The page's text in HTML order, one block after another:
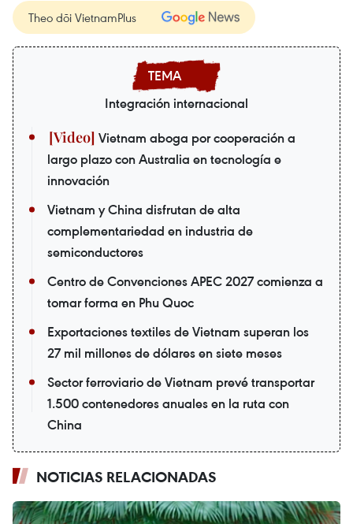
Theo dõi VietnamPlus
Integración internacional
Vietnam aboga por cooperación a
largo plazo con Australia en tecnología e
innovación
Vietnam y China disfrutan de alta
complementariedad en industria de
semiconductores
Centro de Convenciones APEC 2027 comienza a
tomar forma en Phu Quoc
Exportaciones textiles de Vietnam superan los
27 mil millones de dólares en siete meses
Sector ferroviario de Vietnam prevé transportar
1.500 contenedores anuales en la ruta con
China
NOTICIAS RELACIONADAS